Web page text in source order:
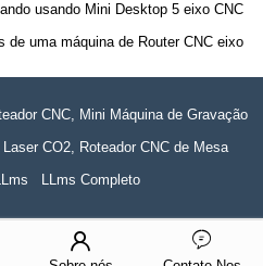
usando Mini Desktop 5 eixo CNC
de uma máquina de Router CNC eixo
CNC, Mini Máquina de Gravação
CO2, Roteador CNC de Mesa
LLms Completo